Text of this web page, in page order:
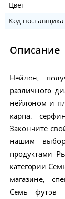
Цвет
Код поставщика
Описание
Нейлон,
различного
нейлоном и
карпа,
Закончите
нашим
продуктами
категории
магазине,
Семь футов